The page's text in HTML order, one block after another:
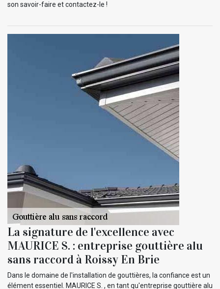
son savoir-faire et contactez-le !
La signature de l'excellence avec
MAURICE S. : entreprise gouttière alu
sans raccord à Roissy En Brie
Dans le domaine de l'installation de gouttières, la confiance est un
élément essentiel. MAURICE S. , en tant qu'entreprise gouttière alu